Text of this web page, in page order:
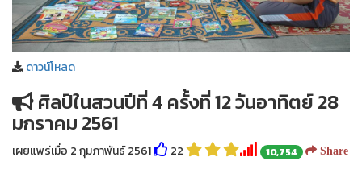
ดาวน์โหลด
ศิลป์ในสวนปีที่ 4 ครั้งที่ 12 วันอาทิตย์ 28
มกราคม 2561
เผยแพร่เมื่อ 2 กุมภาพันธ์ 2561 22 10,754 Share